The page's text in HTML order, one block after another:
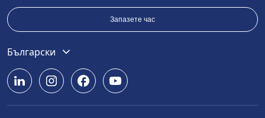
Запазете час
Български
English
Deutsch
Română